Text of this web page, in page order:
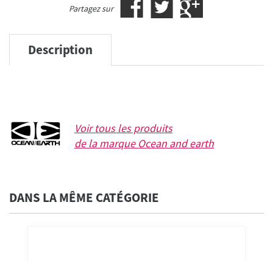
Partagez sur
Description
Voir tous les produits
de la marque Ocean and earth
DANS LA MÊME CATÉGORIE